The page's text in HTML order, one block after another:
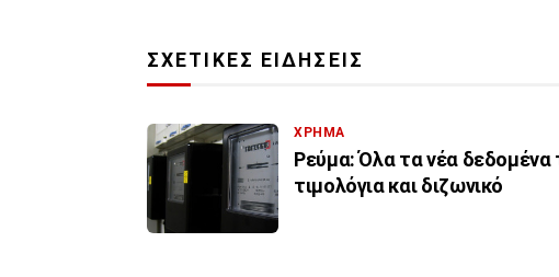
ΣΧΕΤΙΚΕΣ ΕΙΔΗΣΕΙΣ
ΧΡΗΜΑ
Ρεύμα: Όλα τα νέα δεδομένα
τιμολόγια και διζωνικό